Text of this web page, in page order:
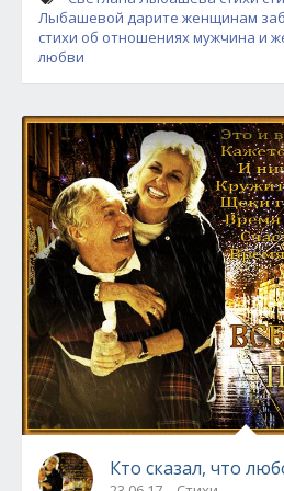
Лыбашевой дарите женщинам
стихи об отношенияхмужчина и
любви
Кто сказал, что